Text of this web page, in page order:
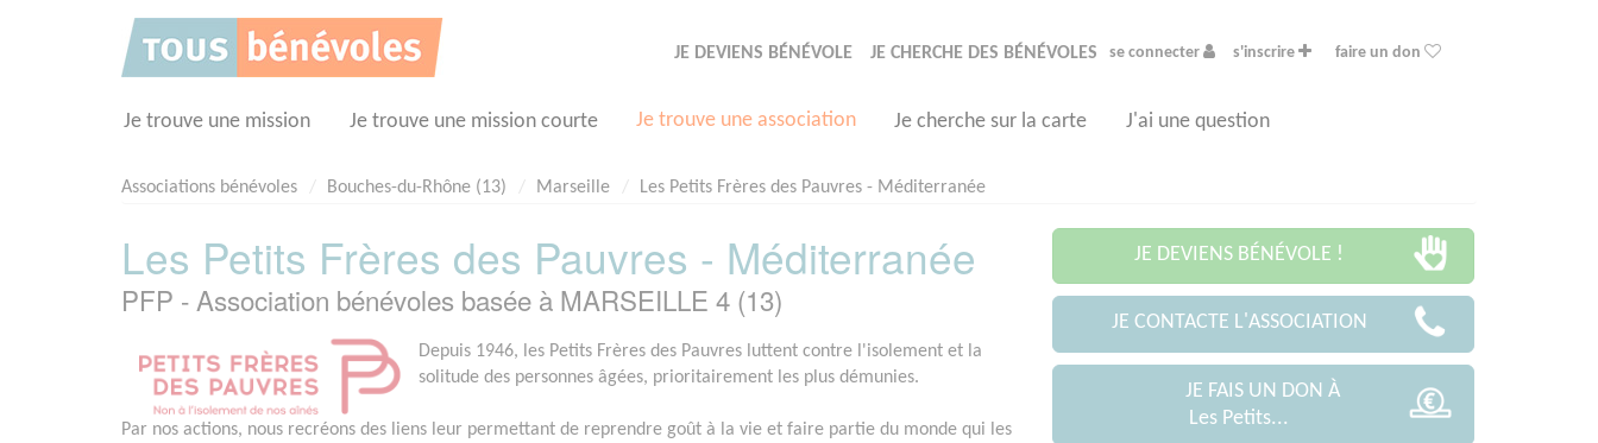
JE DEVIENS BÉNÉVOLE JE CHERCHE DES BÉNÉVOLES se connecter s'inscrire faire un don
Je trouve une mission Je trouve une mission courte Je trouve une association Je cherche sur la carte J'ai une question
Associations bénévoles Bouches-du-Rhône (13) Marseille Les Petits Frères des Pauvres - Méditerranée
Les Petits Frères des Pauvres - Méditerranée
PFP - Association bénévoles basée à MARSEILLE 4 (13)
Depuis 1946, les Petits Frères des Pauvres luttent contre l'isolement et la
solitude des personnes âgées, prioritairement les plus démunies.
Par nos actions, nous recréons des liens leur permettant de reprendre goût à la vie et faire partie du monde qui les
JE DEVIENS BÉNÉVOLE !
JE CONTACTE L'ASSOCIATION
JE FAIS UN DON À
Les Petits...